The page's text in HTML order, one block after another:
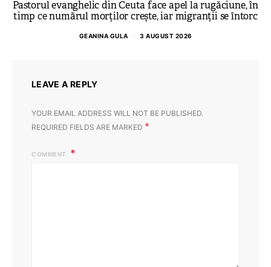
Pastorul evanghelic din Ceuta face apel la rugăciune, în
timp ce numărul morților crește, iar migranții se întorc
GEANINA GULA 3 AUGUST 2026
LEAVE A REPLY
YOUR EMAIL ADDRESS WILL NOT BE PUBLISHED.
REQUIRED FIELDS ARE MARKED *
COMMENT